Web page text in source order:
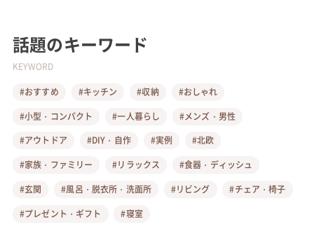
話題のキーワード
KEYWORD
#おすすめ
#キッチン #収納
#おしゃれ
#小型・コンパクト
#一人暮らし
#メンズ・男性
#アウトドア
#DIY・自作 #実例
#北欧
#家族・ファミリー
#リラックス
#食器・ディッシュ
#玄関
#風呂・脱衣所・洗面所 #リビング
#チェア・椅子
#プレゼント・ギフト
#寝室